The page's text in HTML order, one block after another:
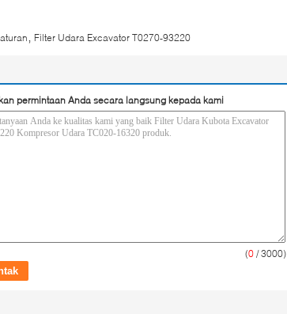
Filter Udara Excavator T0270-93220
permintaan Anda secara langsung kepada kami
(0 / 3000)